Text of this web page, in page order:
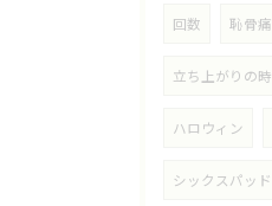
回数 恥骨痛
立ち上がりの時
ハロウィン
シックスパッド